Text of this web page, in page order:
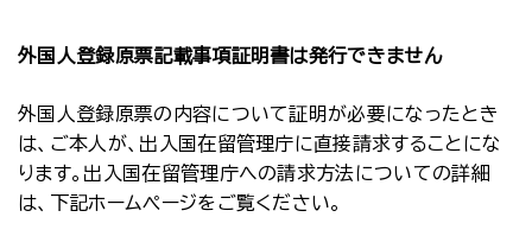
外国人登録原票記載事項証明書は発行できません
外国人登録原票の内容について証明が必要になったとき
は、ご本人が、出入国在留管理庁に直接請求することにな
ります。出入国在留管理庁への請求方法についての詳細
は、下記ホームぺージをご覧ください。